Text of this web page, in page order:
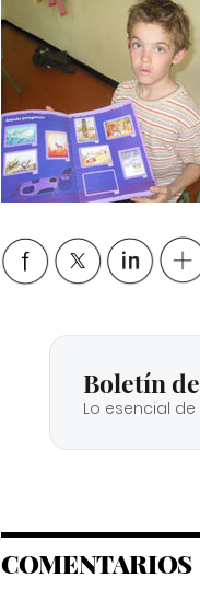
Boletín
Lo esencial
COMENTARIOS